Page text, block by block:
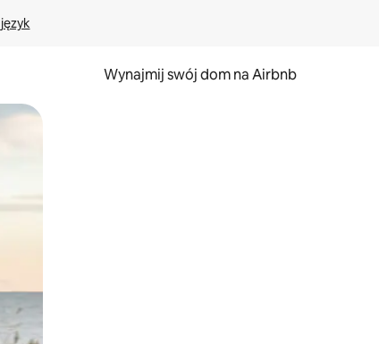
Wynajmij swój dom na Airbnb